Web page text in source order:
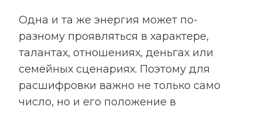
Одна и та же энергия может по-
разному проявляться в характере,
талантах, отношениях, деньгах или
семейных сценариях. Поэтому для
расшифровки важно не только само
число, но и его положение в